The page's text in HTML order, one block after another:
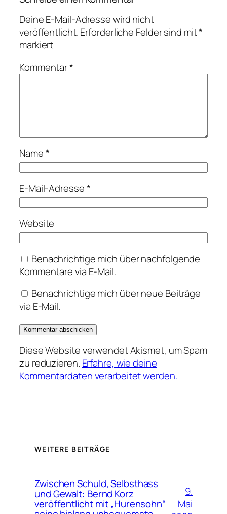
Deine E-Mail-Adresse wird nicht
veröffentlicht.Erforderliche Felder sind mit*
markiert
Kommentar*
Name*
E-Mail-Adresse*
Website
Benachrichtige mich über nachfolgende
Kommentare via E-Mail.
Benachrichtige mich über neue Beiträge
via E-Mail.
Diese Website verwendet Akismet, um Spam
zu reduzieren. Erfahre, wie deine
Kommentardaten verarbeitet werden.
WEITERE BEITRÄGE
Zwischen Schuld, Selbsthass
und Gewalt: Bernd Korz
veröffentlicht mit „Hurensohn“
9.
Mai